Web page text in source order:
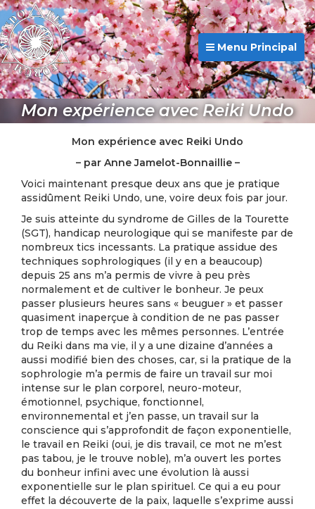
Menu Principal
Mon expérience avec Reiki Undo
Mon expérience avec Reiki Undo
– par Anne Jamelot-Bonnaillie –
Voici maintenant presque deux ans que je pratique
assidûment Reiki Undo, une, voire deux fois par jour.
Je suis atteinte du syndrome de Gilles de la Tourette
(SGT), handicap neurologique qui se manifeste par de
nombreux tics incessants. La pratique assidue des
techniques sophrologiques (il y en a beaucoup)
depuis 25 ans m’a permis de vivre à peu près
normalement et de cultiver le bonheur. Je peux
passer plusieurs heures sans « beuguer » et passer
quasiment inaperçue à condition de ne pas passer
trop de temps avec les mêmes personnes. L’entrée
du Reiki dans ma vie, il y a une dizaine d’années a
aussi modifié bien des choses, car, si la pratique de la
sophrologie m’a permis de faire un travail sur moi
intense sur le plan corporel, neuro-moteur,
émotionnel, psychique, fonctionnel,
environnemental et j’en passe, un travail sur la
conscience qui s’approfondit de façon exponentielle,
le travail en Reiki (oui, je dis travail, ce mot ne m’est
pas tabou, je le trouve noble), m’a ouvert les portes
du bonheur infini avec une évolution là aussi
exponentielle sur le plan spirituel. Ce qui a eu pour
effet la découverte de la paix, laquelle s’exprime aussi